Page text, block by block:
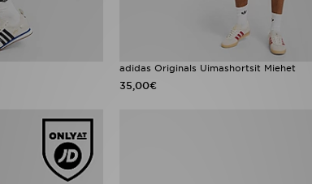
adidas Originals Uimashortsit Miehet
35,00€